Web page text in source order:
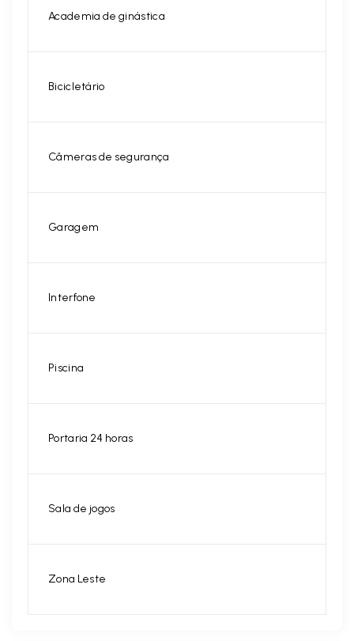
Academia de ginástica
Bicicletário
Câmeras de segurança
Garagem
Interfone
Piscina
Portaria 24 horas
Sala de jogos
Zona Leste